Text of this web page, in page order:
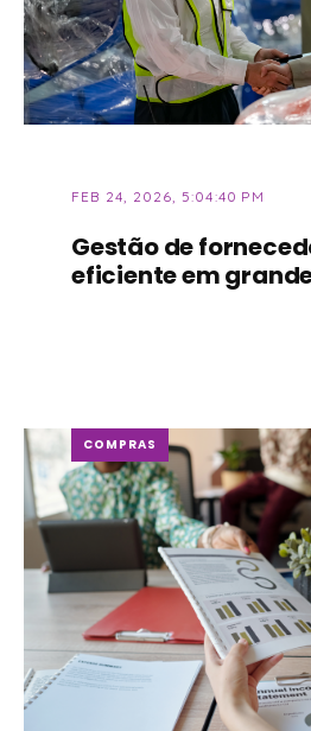
FEB 24, 2026, 5:04:40 PM
Gestão de
eficiente em
COMPRAS